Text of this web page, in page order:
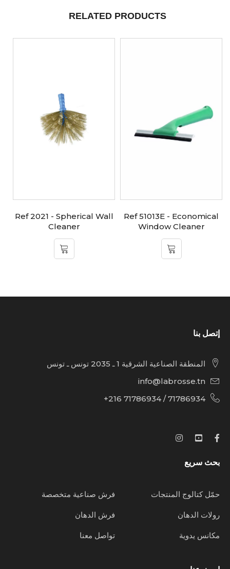
RELATED PRODUCTS
Ref 51013E - Economical
Window Cleaner
Ref 2021 - Spherical Wall
Cleaner
إتصل بنا
المنطقة الصناعية الشرقية 1 ـ 2035 تونس ـ تونس
info@labrosse.tn
71786934 / 71786934 216+
بحث سريع
حمّل كتالوج المنتجات فرش صناعية متخصصة
رولات الدهان فرش الدهان
مكانس يدوية تواصل معنا